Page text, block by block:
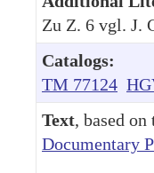
Zu Z. 6 vgl. J.
Catalogs:
TM 77124
Text, based on
Documentary